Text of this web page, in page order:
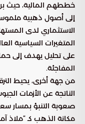
خططهم المالية، حيث
إلى أصول ذهبية
الاستثماري لدى
المتغيرات السياسية
على تحليل يهدف إلى
المفاجئة.
من جهة أخرى، يحيط
الناتجة عن الأزمات
صعوبة التنبؤ بمسار
مكانة الذهب كـ “ملاذ